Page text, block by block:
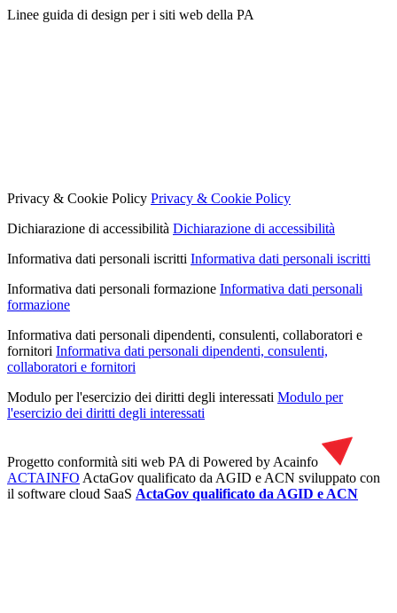
Linee guida di design per i siti web della PA
Privacy & Cookie Policy Privacy & Cookie Policy
Dichiarazione di accessibilità Dichiarazione di accessibilità
Informativa dati personali iscritti Informativa dati personali iscritti
Informativa dati personali formazione Informativa dati personali
formazione
Informativa dati personali dipendenti, consulenti, collaboratori e
fornitori Informativa dati personali dipendenti, consulenti,
collaboratori e fornitori
Modulo per l'esercizio dei diritti degli interessati Modulo per
l'esercizio dei diritti degli interessati
Progetto conformità siti web PA di Powered by Acainfo
ACTAINFO ActaGov qualificato da AGID e ACN sviluppato con
il software cloud SaaS ActaGov qualificato da AGID e ACN